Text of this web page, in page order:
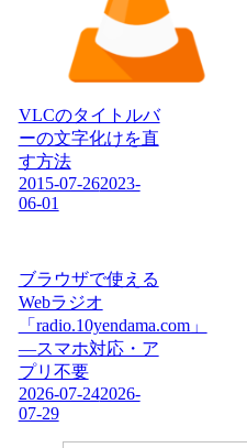
VLCのタイトルバ
ーの文字化けを直
す方法
2015-07-262023-
06-01
ブラウザで使える
Webラジオ
「radio.10yendama.com」
―スマホ対応・ア
プリ不要
2026-07-242026-
07-29